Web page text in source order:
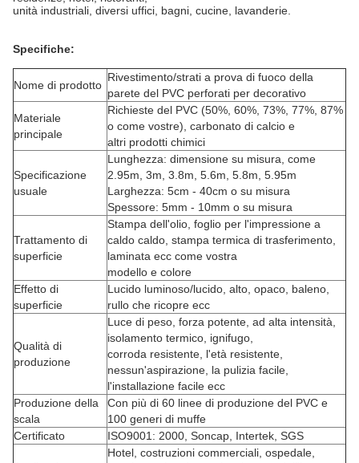
unità industriali, diversi uffici, bagni, cucine, lavanderie.
Specifiche:
Nome di prodotto
Rivestimento/strati a prova di fuoco della
parete del PVC perforati per decorativo
Materiale
principale
Richieste del PVC (50%, 60%, 73%, 77%, 87%
o come vostre), carbonato di calcio e
altri prodotti chimici
Specificazione
usuale
Lunghezza: dimensione su misura, come
2.95m, 3m, 3.8m, 5.6m, 5.8m, 5.95m
Larghezza: 5cm - 40cm o su misura
Spessore: 5mm - 10mm o su misura
Trattamento di
superficie
Stampa dell'olio, foglio per l'impressione a
caldo caldo, stampa termica di trasferimento,
laminata ecc come vostra
modello e colore
Effetto di
superficie
Lucido luminoso/lucido, alto, opaco, baleno,
rullo che ricopre ecc
Qualità di
produzione
Luce di peso, forza potente, ad alta intensità,
isolamento termico, ignifugo,
corroda resistente, l'età resistente,
nessun'aspirazione, la pulizia facile,
l'installazione facile ecc
Produzione della
scala
Con più di 60 linee di produzione del PVC e
100 generi di muffe
Certificato
ISO9001: 2000, Soncap, Intertek, SGS
Hotel, costruzioni commerciali, ospedale,